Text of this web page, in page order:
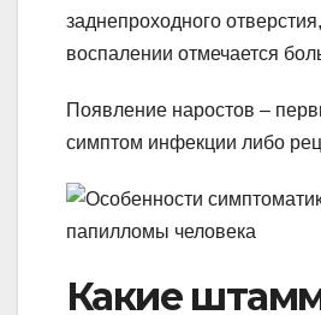
заднепроходного
воспалении отмечается
Появление наростов –
симптом инфекции либо
Какие